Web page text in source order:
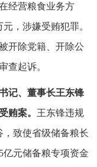
经营粮食业务方
，涉嫌受贿犯罪。
开除党籍、开除公
查起诉。
记、董事长王东锋
贿案。 王东锋违规
，致使省级储备粮长
亿元储备粮专项资金